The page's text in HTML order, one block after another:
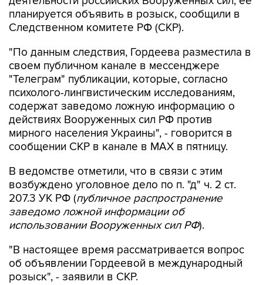
планируется объявить в розыск, сообщили в
Следственном комитете РФ (СКР).
"По данным следствия, Гордеева разместила в
своем публичном канале в мессенджере
"Телеграм" публикации, которые, согласно
психолого-лингвистическим исследованиям,
содержат заведомо ложную информацию о
действиях Вооруженных сил РФ против
мирного населения Украины", - говорится в
сообщении СКР в канале в MAX в пятницу.
В ведомстве отметили, что в связи с этим
возбуждено уголовное дело по п. "д" ч. 2 ст.
207.3 УК РФ (публичное распространение
заведомо ложной информации об
использовании Вооруженных сил РФ).
"В настоящее время рассматривается вопрос
об объявлении Гордеевой в международный
розыск", - заявили в СКР.